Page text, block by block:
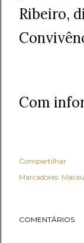
Ribeiro,
Com
Compartilhar
Marcadores: Macau
COMENTÁRIOS